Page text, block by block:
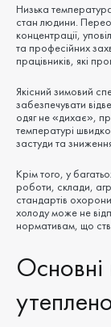
Низька
стан людини.
концентрації,
та професійних
працівників, які
Якісний зимовий
забезпечувати
одяг не «дихає»,
температурі
застуди та
Крім того, у
роботи, склади,
стандартів
холоду може не
нормативам, що
Основні